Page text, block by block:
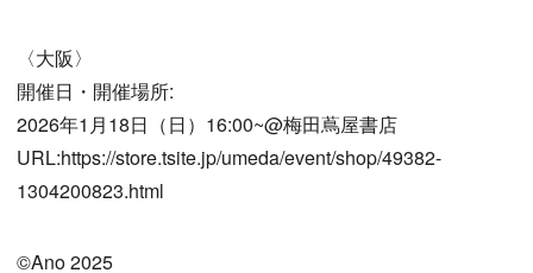
〈大阪〉
開催日・開催場所:
2026年1月18日（日）16:00~@梅田蔦屋書店
URL:https://store.tsite.jp/umeda/event/shop/49382-
1304200823.html
©︎Ano 2025